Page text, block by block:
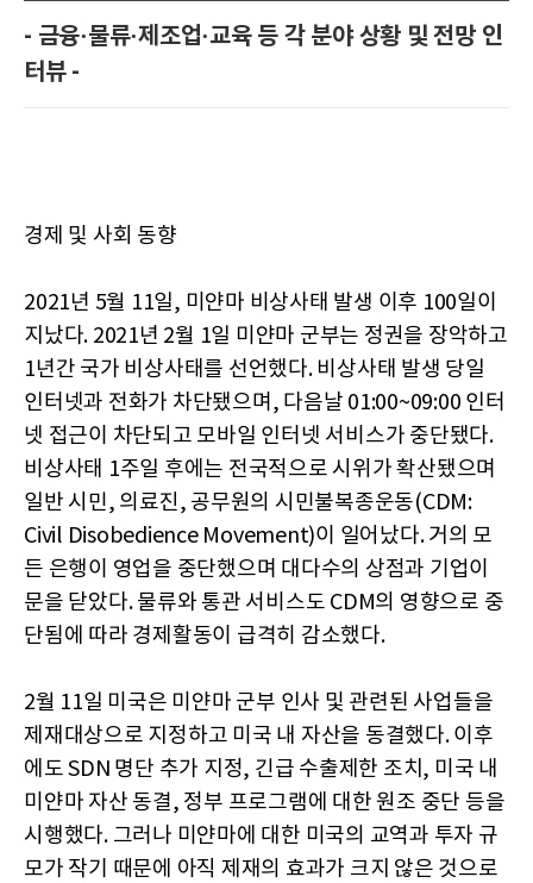
- 금융·물류·제조업·교육 등 각 분야 상황 및 전망 인
터뷰 -
경제 및 사회 동향
2021년 5월 11일, 미얀마 비상사태 발생 이후 100일이
지났다. 2021년 2월 1일 미얀마 군부는 정권을 장악하고
1년간 국가 비상사태를 선언했다. 비상사태 발생 당일
인터넷과 전화가 차단됐으며, 다음날 01:00~09:00 인터
넷 접근이 차단되고 모바일 인터넷 서비스가 중단됐다.
비상사태 1주일 후에는 전국적으로 시위가 확산됐으며
일반 시민, 의료진, 공무원의 시민불복종운동(CDM:
Civil Disobedience Movement)이 일어났다. 거의 모
든 은행이 영업을 중단했으며 대다수의 상점과 기업이
문을 닫았다. 물류와 통관 서비스도 CDM의 영향으로 중
단됨에 따라 경제활동이 급격히 감소했다.
2월 11일 미국은 미얀마 군부 인사 및 관련된 사업들을
제재대상으로 지정하고 미국 내 자산을 동결했다. 이후
에도 SDN 명단 추가 지정, 긴급 수출제한 조치, 미국 내
미얀마 자산 동결, 정부 프로그램에 대한 원조 중단 등을
시행했다. 그러나 미얀마에 대한 미국의 교역과 투자 규
모가 작기 때문에 아직 제재의 효과가 크지 않은 것으로